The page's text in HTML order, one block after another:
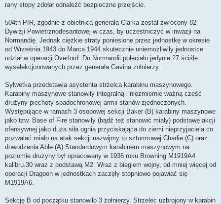
rany stopy zdołał odnaleźć bezpieczne przejście.
504th PIR, zgodnie z obietnicą generała Clarka został zwrócony 82
Dywizji Powietrznodesantowej w czas, by uczestniczyć w inwazji na
Normandię. Jednak ciężkie straty poniesione przez jednostkę w okresie
od Września 1943 do Marca 1944 skutecznie uniemożliwiły jednostce
udział w operacji Overlord. Do Normandii poleciało jedynie 27 ściśle
wyselekcjonowanych przez generała Gavina żołnierzy.
Sylwetka przedstawia asystenta strzelca karabinu maszynowego.
Karabiny maszynowe stanowiły integralną i niezmiernie ważną część
drużyny piechoty spadochronowej armii stanów zjednoczonych.
Występujące w ramach 3 osobowej sekcji Baker (B) karabiny maszynowe
jako tzw. Base of Fire stanowiły (bądź też stanowić miały) podstawę akcji
ofensywnej jako duża siła ognia przyciskająca do ziemi nieprzyjaciela co
pozwalać miało na atak sekcji nazwijmy to szturmowej Charlie (C) oraz
dowodzenia Able (A) Standardowym karabinem maszynowym na
poziomie drużyny był opracowany w 1936 roku Browning M1919A4
kalibru.30 wraz z podstawą M2. Wraz z biegiem wojny, od mniej więcej od
operacji Dragoon w jednostkach zaczęły stopniowo pojawiać się
M1919A6.
Sekcję B od początku stanowiło 3 żołnierzy. Strzelec uzbrojony w karabin